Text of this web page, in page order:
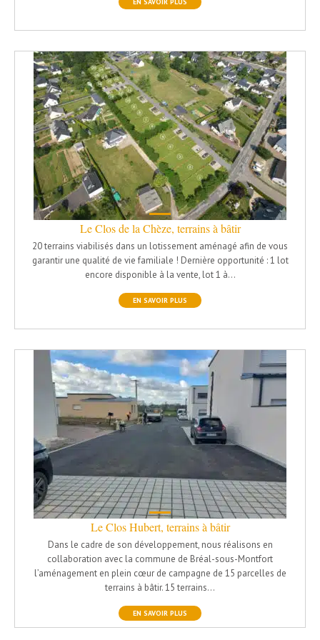
Le Clos de la Chèze, terrains à bâtir
20 terrains viabilisés dans un lotissement aménagé afin de vous
garantir une qualité de vie familiale ! Dernière opportunité : 1 lot
encore disponible à la vente, lot 1 à…
EN SAVOIR PLUS
Le Clos Hubert, terrains à bâtir
Dans le cadre de son développement, nous réalisons en
collaboration avec la commune de Bréal-sous-Montfort
l’aménagement en plein cœur de campagne de 15 parcelles de
terrains à bâtir. 15 terrains…
EN SAVOIR PLUS